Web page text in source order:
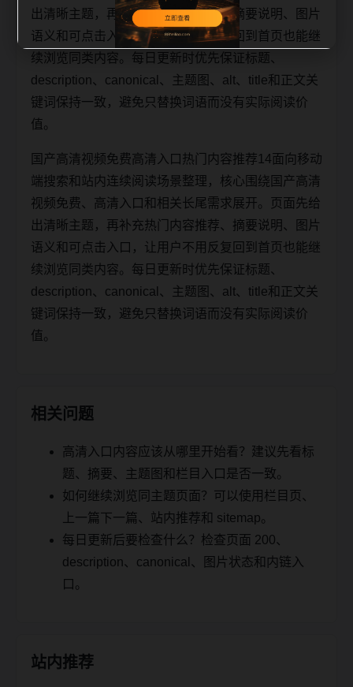
出清晰主题，再补充热门内容推荐、摘要说明、图片
语义和可点击入口，让用户不用反复回到首页也能继
续浏览同类内容。每日更新时优先保证标题、
description、canonical、主题图、alt、title和正文关
键词保持一致，避免只替换词语而没有实际阅读价
值。
国产高清视频免费高清入口热门内容推荐14面向移动
端搜索和站内连续阅读场景整理，核心围绕国产高清
视频免费、高清入口和相关长尾需求展开。页面先给
出清晰主题，再补充热门内容推荐、摘要说明、图片
语义和可点击入口，让用户不用反复回到首页也能继
续浏览同类内容。每日更新时优先保证标题、
description、canonical、主题图、alt、title和正文关
键词保持一致，避免只替换词语而没有实际阅读价
值。
相关问题
高清入口内容应该从哪里开始看？建议先看标
题、摘要、主题图和栏目入口是否一致。
如何继续浏览同主题页面？可以使用栏目页、
上一篇下一篇、站内推荐和 sitemap。
每日更新后要检查什么？检查页面 200、
description、canonical、图片状态和内链入
口。
站内推荐